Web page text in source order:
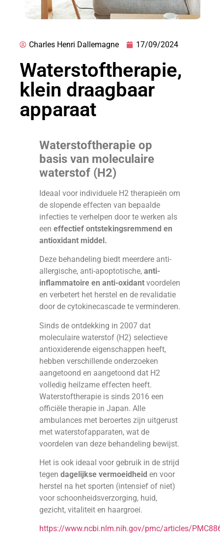
Charles Henri Dallemagne 17/09/2024
Waterstoftherapie,
klein draagbaar
apparaat
Waterstoftherapie op
basis van moleculaire
waterstof (H2)
Ideaal voor individuele H2 therapieën om
de slopende effecten van bepaalde
infecties te verhelpen door te werken als
een effectief ontstekingsremmend en
antioxidant middel.
Deze behandeling biedt meerdere anti-
allergische, anti-apoptotische, anti-
inflammatoire en anti-oxidant voordelen
en verbetert het herstel en de revalidatie
door de cytokinecascade te verminderen.
Sinds de ontdekking in 2007 dat
moleculaire waterstof (H2) selectieve
antioxiderende eigenschappen heeft,
hebben verschillende onderzoeken
aangetoond en aangetoond dat H2
volledig heilzame effecten heeft.
Waterstoftherapie is sinds 2016 een
officiële therapie in Japan. Alle
ambulances met beroertes zijn uitgerust
met waterstofapparaten, wat de
voordelen van deze behandeling bewijst.
Het is ook ideaal voor gebruik in de strijd
tegen dagelijkse vermoeidheid en voor
herstel na het sporten (intensief of niet)
voor schoonheidsverzorging, huid,
gezicht, vitaliteit en haargroei.
https://www.ncbi.nlm.nih.gov/pmc/articles/